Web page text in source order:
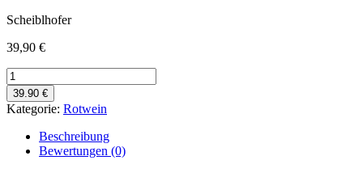
Scheiblhofer
39,90 €
BIG
JOHN
Menge
39.90 €
Kategorie: Rotwein
Beschreibung
Bewertungen (0)